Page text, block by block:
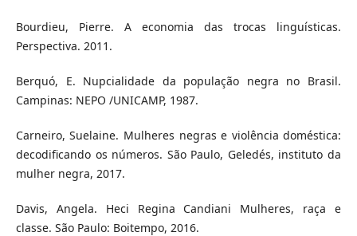
Bourdieu, Pierre. A economia das trocas linguísticas.
Perspectiva. 2011.
Berquó, E. Nupcialidade da população negra no Brasil.
Campinas: NEPO /UNICAMP, 1987.
Carneiro, Suelaine. Mulheres negras e violência doméstica:
decodificando os números. São Paulo, Geledés, instituto da
mulher negra, 2017.
Davis, Angela. Heci Regina Candiani Mulheres, raça e
classe. São Paulo: Boitempo, 2016.